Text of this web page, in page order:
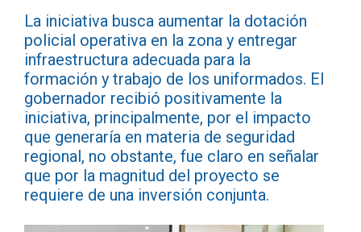
La iniciativa busca aumentar la dotación
policial operativa en la zona y entregar
infraestructura adecuada para la
formación y trabajo de los uniformados. El
gobernador recibió positivamente la
iniciativa, principalmente, por el impacto
que generaría en materia de seguridad
regional, no obstante, fue claro en señalar
que por la magnitud del proyecto se
requiere de una inversión conjunta.